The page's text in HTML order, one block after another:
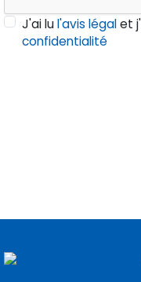
J'ai lul'avis légalet
confidentialité